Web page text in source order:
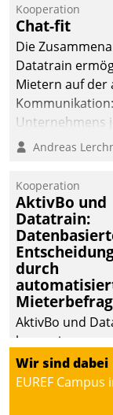
Kooperation
Chat-fit
Die
Datatrain
Mietern auf der
Unternehmens
Mitarbeiter
Andreas
Kooperation
AktivBo und
Datatrain:
durch
AktivBo und
kooperieren –
profitieren: Die
Wir sind dabei
EUREF Campus